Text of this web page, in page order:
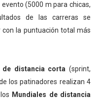
(5000 m para chicas,
de las carreras se
la puntuación total más
de distancia corta(sprint,
los patinadores realizan 4
Mundiales de distancia